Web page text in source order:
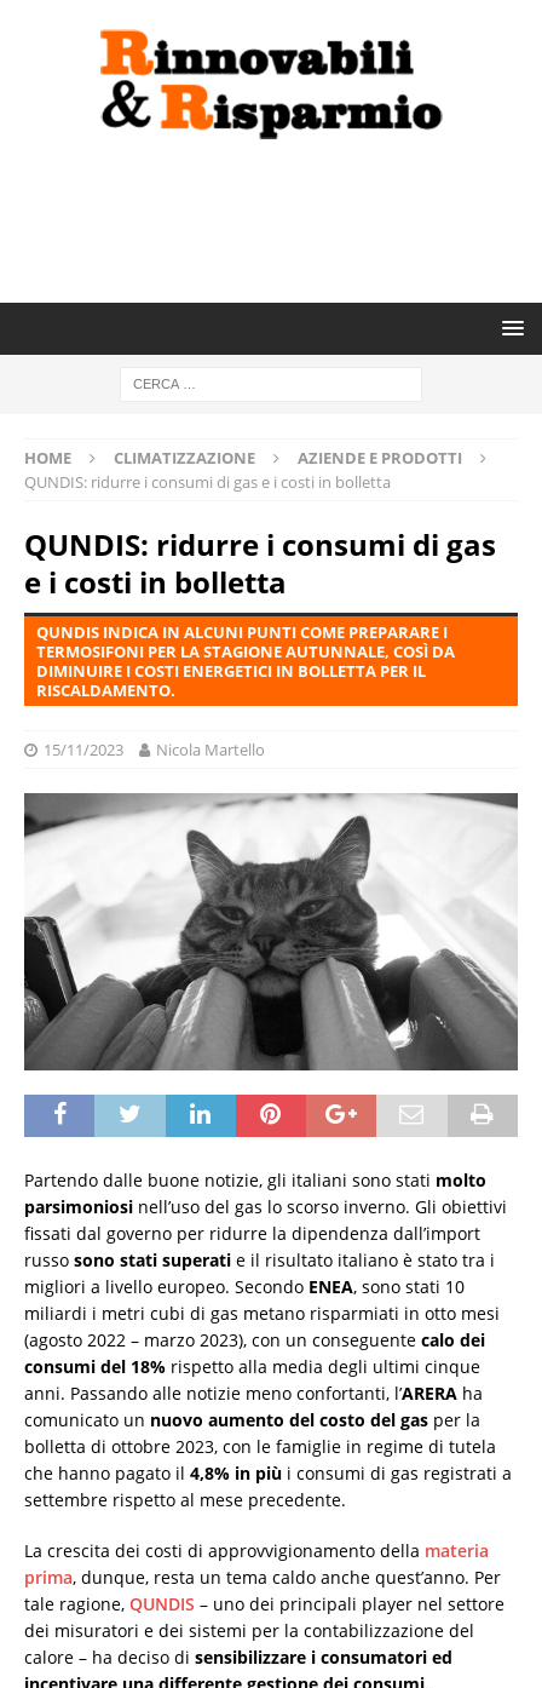
HOME CLIMATIZZAZIONE
AZIENDE E PRODOTTI
QUNDIS: ridurre i consumi di gas e i costi in bolletta
QUNDIS: ridurre i consumi di gas
e i costi in bolletta
QUNDIS INDICA IN ALCUNI PUNTI COME PREPARARE I
TERMOSIFONI PER LA STAGIONE AUTUNNALE, COSÌ DA
DIMINUIRE I COSTI ENERGETICI IN BOLLETTA PER IL
RISCALDAMENTO.
15/11/2023 Nicola Martello
Partendo dalle buone notizie, gli italiani sono stati molto
parsimoniosi nell’uso del gas lo scorso inverno. Gli obiettivi
fissati dal governo per ridurre la dipendenza dall’import
russo sono stati superati e il risultato italiano è stato tra i
migliori a livello europeo. Secondo ENEA, sono stati 10
miliardi i metri cubi di gas metano risparmiati in otto mesi
(agosto 2022 – marzo 2023), con un conseguente calo dei
consumi del 18% rispetto alla media degli ultimi cinque
anni. Passando alle notizie meno confortanti, l’ARERA ha
comunicato un nuovo aumento del costo del gas per la
bolletta di ottobre 2023, con le famiglie in regime di tutela
che hanno pagato il 4,8% in più i consumi di gas registrati a
settembre rispetto al mese precedente.
La crescita dei costi di approvvigionamento della materia
prima, dunque, resta un tema caldo anche quest’anno. Per
tale ragione, QUNDIS – uno dei principali player nel settore
dei misuratori e dei sistemi per la contabilizzazione del
calore – ha deciso di sensibilizzare i consumatori ed